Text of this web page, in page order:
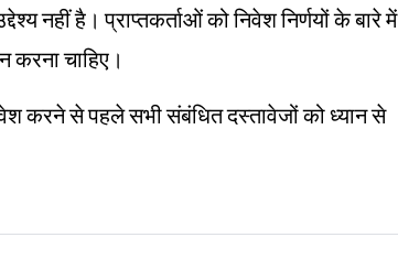
नहीं है। प्राप्तकर्ताओं को निवेश निर्णयों के बारे में
चाहिए।
करने से पहले सभी संबंधित दस्तावेजों को ध्यान से